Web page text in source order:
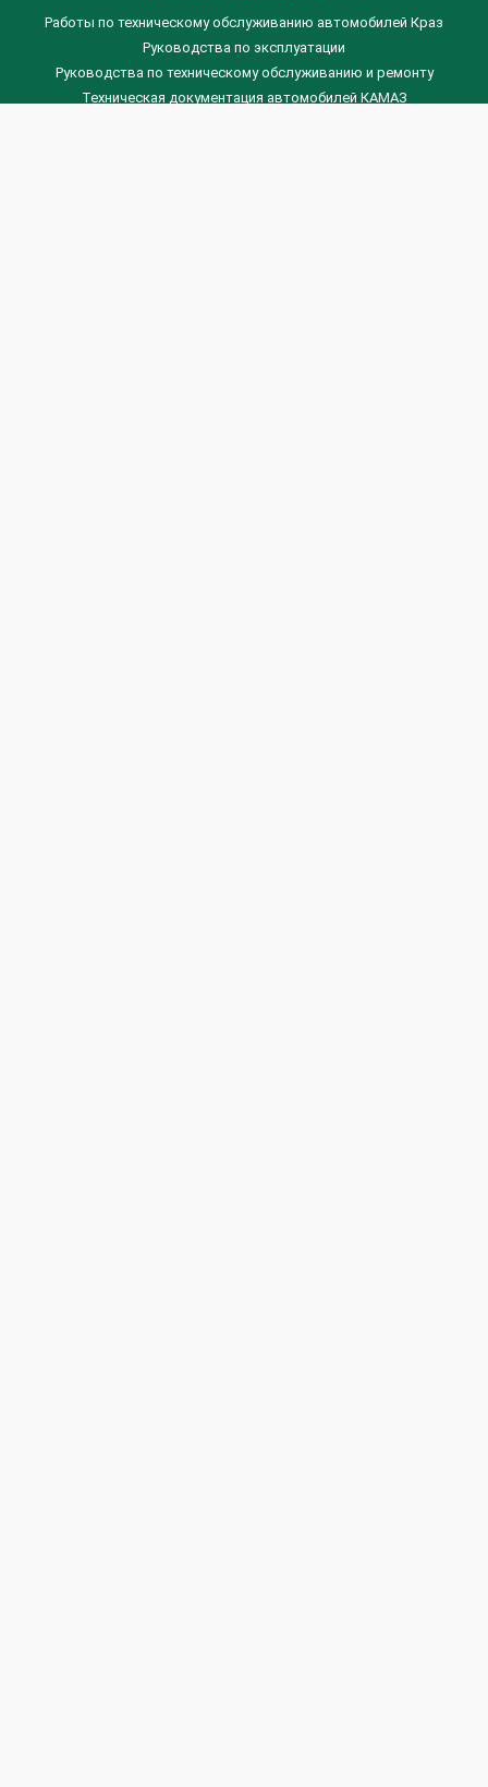
Работы по техническому обслуживанию автомобилей Краз
Руководства по эксплуатации
Руководства по техническому обслуживанию и ремонту
Техническая документация автомобилей КАМАЗ